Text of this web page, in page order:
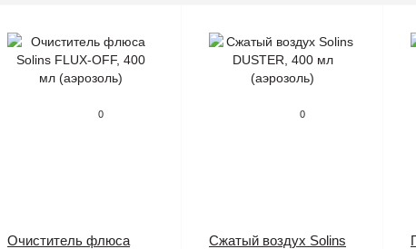
0
Очиститель флюса
0
Сжатый воздух Solins